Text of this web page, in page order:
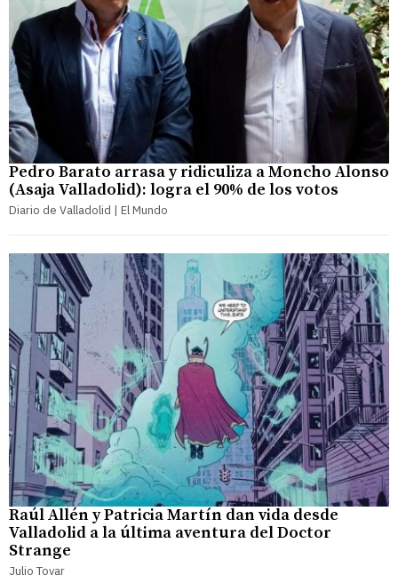
Pedro Barato arrasa y ridiculiza a Moncho Alonso
(Asaja Valladolid): logra el 90% de los votos
Diario de Valladolid | El Mundo
Raúl Allén y Patricia Martín dan vida desde
Valladolid a la última aventura del Doctor
Strange
Julio Tovar